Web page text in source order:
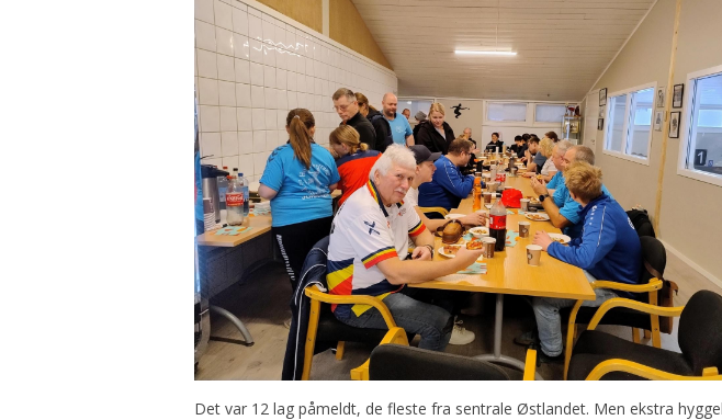
Det var 12 lag påmeldt, de fleste fra sentrale Østlandet. Men ekstra